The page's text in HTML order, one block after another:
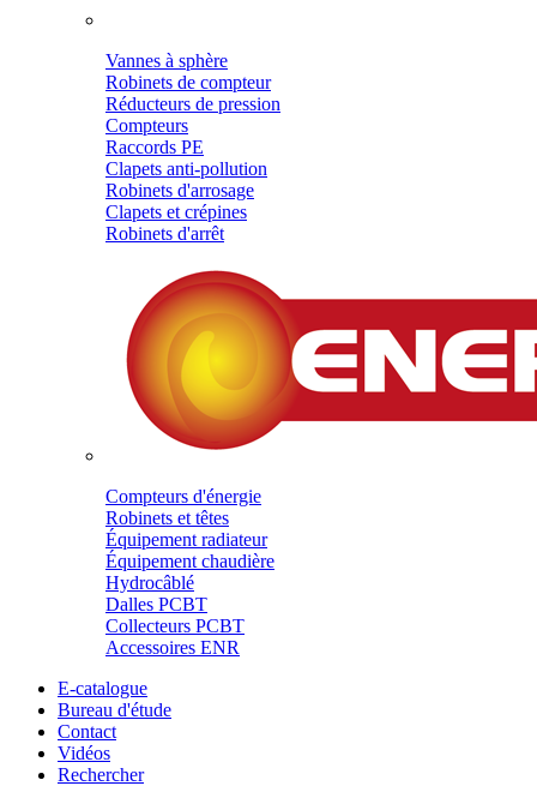
Vannes à sphère
Robinets de compteur
Réducteurs de pression
Compteurs
Raccords PE
Clapets anti-pollution
Robinets d'arrosage
Clapets et crépines
Robinets d'arrêt
Compteurs d'énergie
Robinets et têtes
Équipement radiateur
Équipement chaudière
Hydrocâblé
Dalles PCBT
Collecteurs PCBT
Accessoires ENR
E-catalogue
Bureau d'étude
Contact
Vidéos
Rechercher